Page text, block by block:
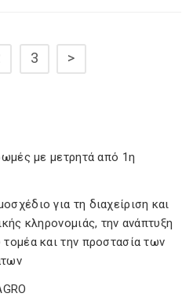
3 >
με μετρητά από 1η
για τη διαχείριση και
κληρονομιάς, την ανάπτυξη
και την προστασία των